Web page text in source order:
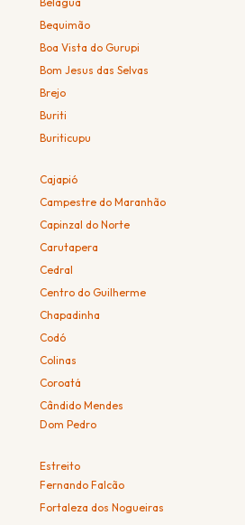
Bequimão
Boa Vista do Gurupi
Bom Jesus das Selvas
Brejo
Buriti
Buriticupu
Cajapió
Campestre do Maranhão
Capinzal do Norte
Carutapera
Cedral
Centro do Guilherme
Chapadinha
Codó
Colinas
Coroatá
Cândido Mendes
Dom Pedro
Estreito
Fernando Falcão
Fortaleza dos Nogueiras